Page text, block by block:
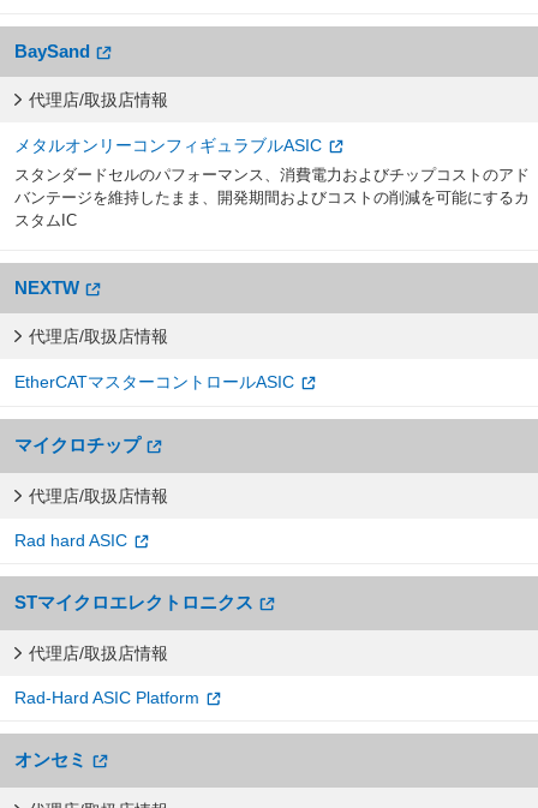
BaySand
代理店/取扱店情報
メタルオンリーコンフィギュラブルASIC
スタンダードセルのパフォーマンス、消費電力およびチップコストのアド
バンテージを維持したまま、開発期間およびコストの削減を可能にするカ
スタムIC
NEXTW
代理店/取扱店情報
EtherCATマスターコントロールASIC
マイクロチップ
代理店/取扱店情報
Rad hard ASIC
STマイクロエレクトロニクス
代理店/取扱店情報
Rad-Hard ASIC Platform
オンセミ